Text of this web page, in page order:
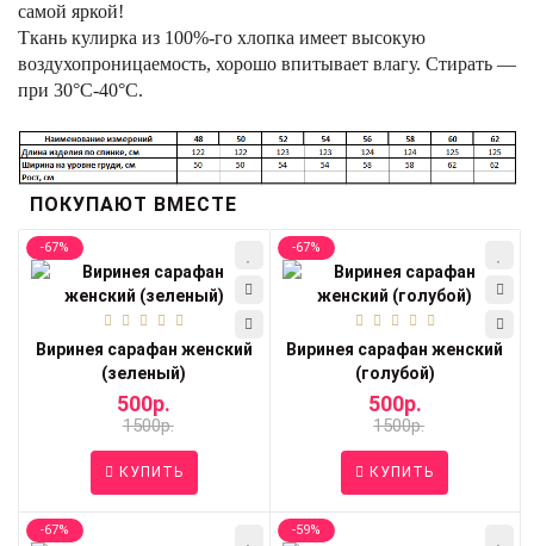
самой яркой!
Ткань кулирка из 100%-го хлопка имеет высокую
воздухопроницаемость, хорошо впитывает влагу. Стирать —
при 30°С-40°C.
ПОКУПАЮТ ВМЕСТЕ
-67%
Виринея сарафан женский
(зеленый)
500р.
1500р.
КУПИТЬ
-67%
Виринея сарафан женский
(голубой)
500р.
1500р.
КУПИТЬ
-67% -59%